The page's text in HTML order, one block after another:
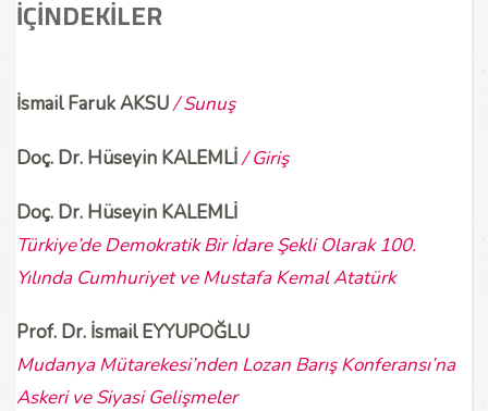
İÇİNDEKİLER
İsmail Faruk AKSU/ Sunuş
Doç. Dr. Hüseyin KALEMLİ/ Giriş
Doç. Dr. Hüseyin KALEMLİ
Türkiye’de Demokratik Bir İdare Şekli Olarak 100.
Yılında Cumhuriyet ve Mustafa Kemal Atatürk
Prof. Dr. İsmail EYYUPOĞLU
Mudanya Mütarekesi’nden Lozan Barış Konferansı’na
Askeri ve Siyasi Gelişmeler